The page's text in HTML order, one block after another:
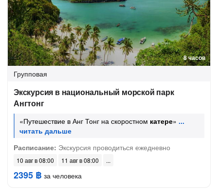
8 часов
Групповая
Экскурсия в национальный морской парк
Ангтонг
«Путешествие в Анг Тонг на скоростном катере»
Расписание: Экскурсия проводиться ежедневно
10 авг в 08:00 11 авг в 08:00
2395 ฿ за человека